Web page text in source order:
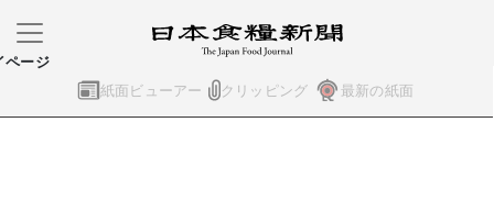
紙面ビューアー クリッピング 最新の紙面
ページ